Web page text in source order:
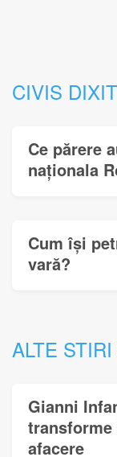
CIVIS
Ce părere
naționala
Cum își
vară?
ALTE
Gianni
afacere